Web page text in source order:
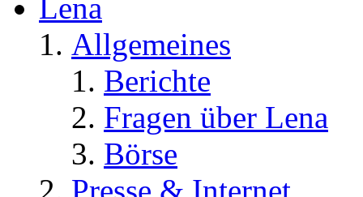
Lena
Allgemeines
Berichte
Fragen über Lena
Börse
Presse & Internet